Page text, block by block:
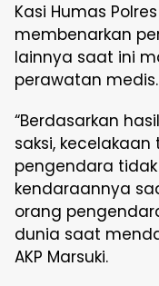
Kasi Humas
membenarkan
lainnya saat ini
perawatan medis.
“Berdasarkan
saksi,
pengendara
kendaraannya
orang
dunia saat
AKP Marsuki.